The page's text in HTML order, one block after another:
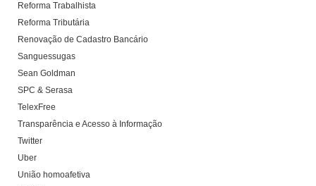
Reforma Trabalhista
Reforma Tributária
Renovação de Cadastro Bancário
Sanguessugas
Sean Goldman
SPC & Serasa
TelexFree
Transparência e Acesso à Informação
Twitter
Uber
União homoafetiva